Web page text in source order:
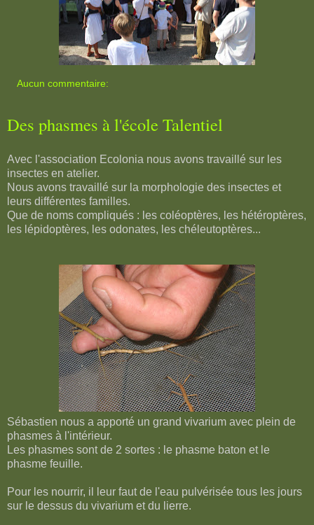
Aucun commentaire:
Des phasmes à l'école Talentiel
Avec l'association Ecolonia nous avons travaillé sur les
insectes en atelier.
Nous avons travaillé sur la morphologie des insectes et
leurs différentes familles.
Que de noms compliqués : les coléoptères, les hétéroptères,
les lépidoptères, les odonates, les chéleutoptères...
Sébastien nous a apporté un grand vivarium avec plein de
phasmes à l'intérieur.
Les phasmes sont de 2 sortes : le phasme baton et le
phasme feuille.
Pour les nourrir, il leur faut de l'eau pulvérisée tous les jours
sur le dessus du vivarium et du lierre.